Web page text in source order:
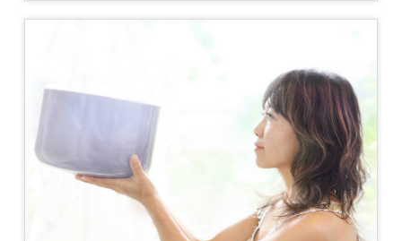
イベント
12の基本アーサナ、瞑想がゆったりと進
持ち物 ヨガマット又はバスタオル / 飲み物 /日
除けタオル、帽子など /